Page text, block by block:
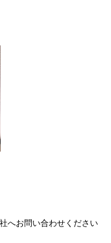
へお問い合わせください